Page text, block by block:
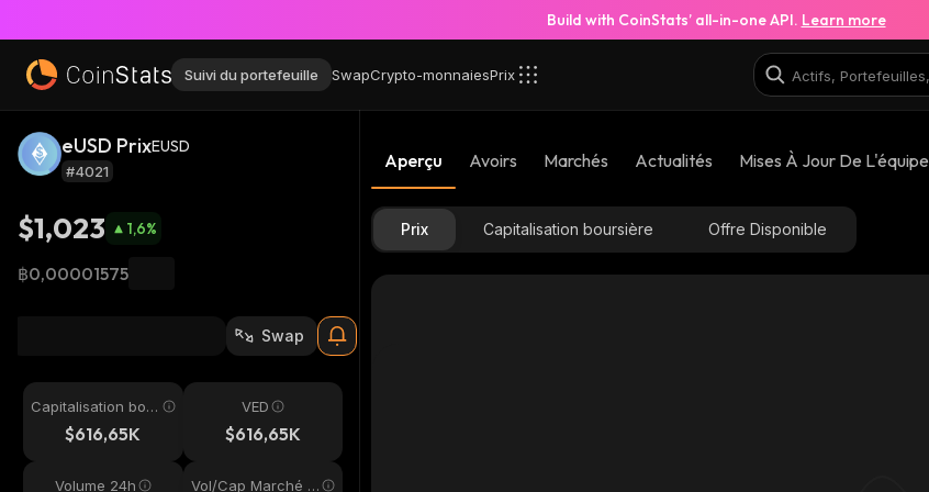
Build with CoinStats’ all-in-one API. Learn more
Suivi du portefeuille SwapCrypto-monnaiesPrix
eUSD PrixEUSD
#4021
$1,023 1,6%
฿0,00001575
Swap
Capitalisation bou
rsière$616,65K
VED
$616,65K
Volume 24h Vol/Cap Marché 2
Aperçu Avoirs Marchés Actualités Mises À Jour De L'équipe
Prix Capitalisation boursière Offre Disponible